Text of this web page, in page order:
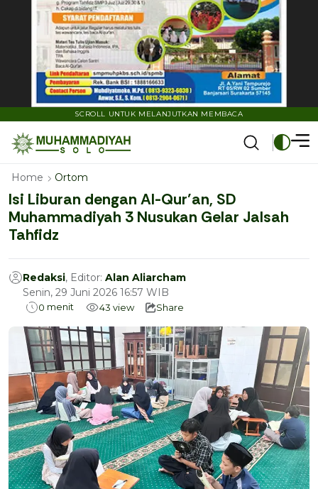
SCROLL UNTUK MELANJUTKAN MEMBACA
Home Ortom
Isi Liburan dengan Al-Qur’an, SD
Muhammadiyah 3 Nusukan Gelar Jalsah
Tahfidz
Redaksi, Editor: Alan Aliarcham
Senin, 29 Juni 2026 16:57 WIB
0 menit 43 view Share